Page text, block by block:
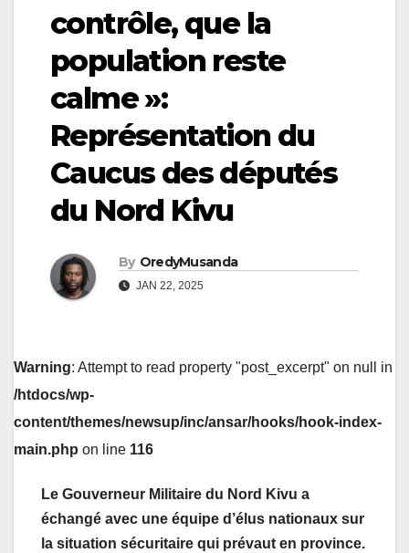
contrôle, que la
population reste
calme »:
Représentation du
Caucus des députés
du Nord Kivu
By OredyMusanda
JAN 22, 2025
Warning: Attempt to read property "post_excerpt" on null in
/htdocs/wp-
content/themes/newsup/inc/ansar/hooks/hook-index-
main.php on line 116
Le Gouverneur Militaire du Nord Kivu a
échangé avec une équipe d’élus nationaux sur
la situation sécuritaire qui prévaut en province.